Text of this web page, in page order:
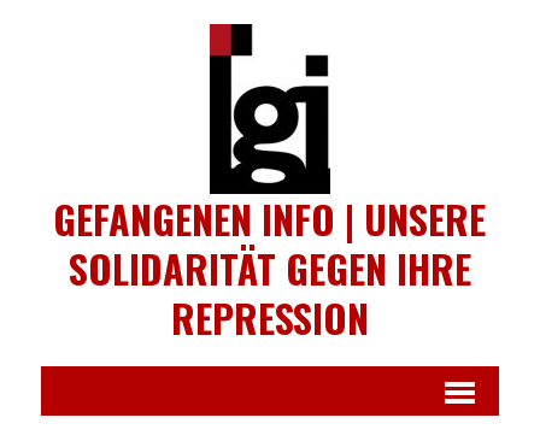
GEFANGENEN INFO | UNSERE
SOLIDARITÄT GEGEN IHRE
REPRESSION